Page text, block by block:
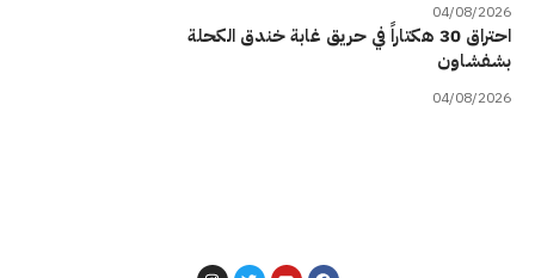
04/08/2026
احتراق 30 هكتاراً في حريق غابة خندق الكحلة
بشفشاون
04/08/2026